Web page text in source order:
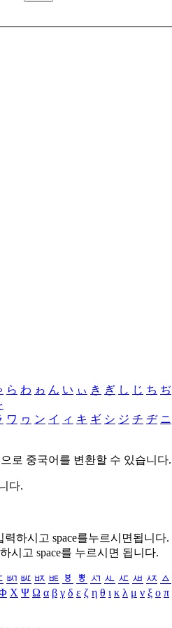
ら わ ゎ ん い ぃ き ぎ し じ ち ぢ
ワ ヮ ン イ ィ キ ギ シ ジ チ ヂ ニ
로 중국어를 변환할 수 있습니다.
다.
력하시고 space를누르시면됩니다.
시고 space를 누르시면 됩니다.
ㅴ ㅵ ㅶ ㅷ ㅸ ㅹ ㅺ ㅻ ㅼ ㅽ ㅾ ㅿ
Χ Ψ Ω α β γ δ ε ζ η θ ι κ λ μ ν ξ ο π